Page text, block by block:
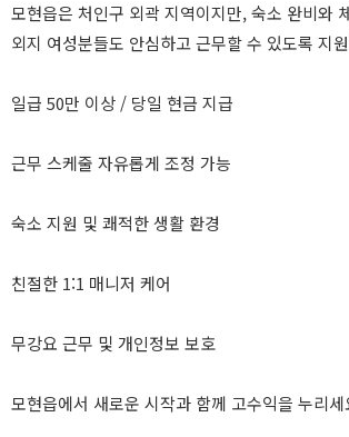
모현읍은 처인구 외곽 지역이지만, 숙소 완비와
외지 여성분들도 안심하고 근무할 수 있도록 지
일급 50만 이상 / 당일 현금 지급
근무 스케줄 자유롭게 조정 가능
숙소 지원 및 쾌적한 생활 환경
친절한 1:1 매니저 케어
무강요 근무 및 개인정보 보호
모현읍에서 새로운 시작과 함께 고수익을 누리세